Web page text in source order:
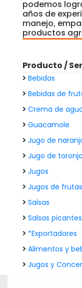
podemos
años de
manejo,
productos
Producto /
Bebidas
Bebidas de
Crema de
Guacamole
Jugo de
Jugo de toronja
Jugos
Jugos de frutas
Salsas
Salsas picantes
*Exportadores
Alimentos y
Jugos y